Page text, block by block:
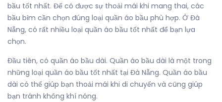
bầu tốt nhất. Để có được sự thoải mái khi mang thai, các
bầu bỉm cần chọn đúng loại quần áo bầu phù hợp. Ở Đà
Nẵng, có rất nhiều loại quần áo bầu tốt nhất để bạn lựa
chọn.
Đầu tiên, có quần áo bầu dài. Quần áo bầu dài là một trong
những loại quần áo bầu tốt nhất tại Đà Nẵng. Quần áo bầu
dài có thể giúp bạn thoải mái khi di chuyển và cũng giúp
bạn tránh không khí nóng.